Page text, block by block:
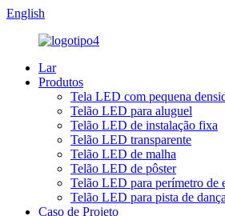
English
Lar
Produtos
Tela LED com pequena
Telão LED para aluguel
Telão LED de instalação fixa
Telão LED transparente
Telão LED de malha
Telão LED de pôster
Telão LED para perímetro de
Telão LED para pista de dança
Caso de Projeto